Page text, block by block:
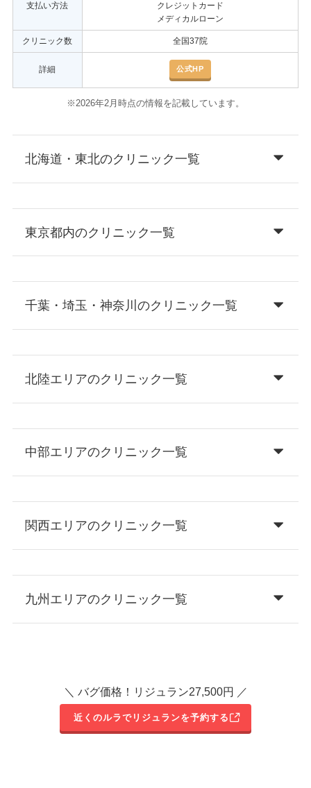
支払い方法
クレジットカード
メディカルローン
クリニック数 全国37院
詳細 公式HP
※2026年2月時点の情報を記載しています。
北海道・東北のクリニック一覧
東京都内のクリニック一覧
千葉・埼玉・神奈川のクリニック一覧
北陸エリアのクリニック一覧
中部エリアのクリニック一覧
関西エリアのクリニック一覧
九州エリアのクリニック一覧
＼ バグ価格！リジュラン27,500円 ／
近くのルラでリジュランを予約する